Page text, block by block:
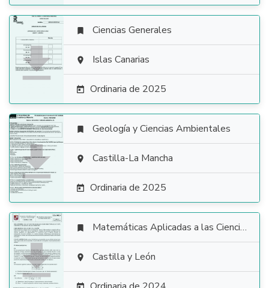

 Ciencias Generales
 Islas Canarias
 Ordinaria de 2025

 Geología y Ciencias Ambientales
 Castilla-La Mancha
 Ordinaria de 2025

 Matemáticas Aplicadas a las Ciencias Sociales
 Castilla y León